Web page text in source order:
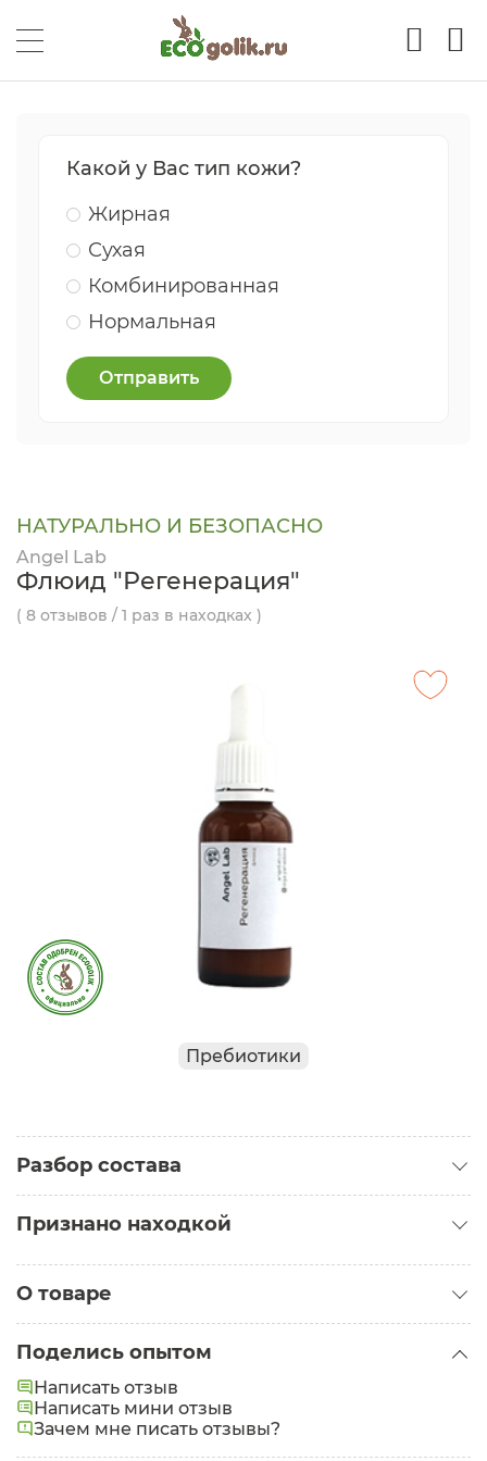
Какой у Вас тип кожи?
Жирная
Сухая
Комбинированная
Нормальная
Отправить
НАТУРАЛЬНО И БЕЗОПАСНО
Angel Lab
Флюид "Регенерация"
( 8 отзывов / 1 раз в находках )
Пребиотики
Разбор состава
Признано находкой
Находка от морщин
О товаре
Задачи:
Регенерация
Состав: Вода, Шиповника CO2 экстракт,
Натуральный Увлажняющий Фактор (Бетаин,
Поделись опытом
Написать отзыв
Написать мини отзыв
Зачем мне писать отзывы?